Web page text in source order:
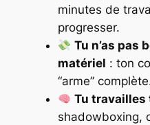
minutes de
progresser.
Tu n’as pas
matériel : ton
“arme”
Tu travailles
shadowboxing,